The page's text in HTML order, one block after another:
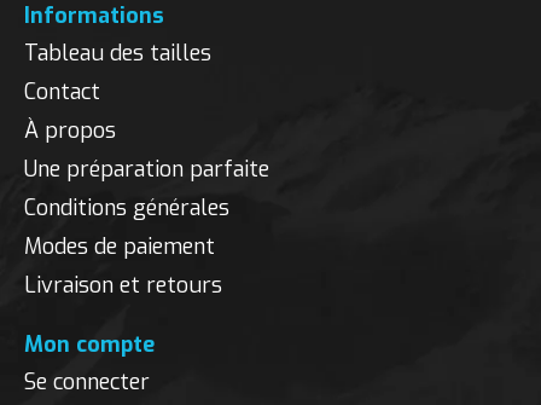
Informations
Tableau des tailles
Contact
À propos
Une préparation parfaite
Conditions générales
Modes de paiement
Livraison et retours
Mon compte
Se connecter